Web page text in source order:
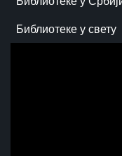
Библиотеке у свету